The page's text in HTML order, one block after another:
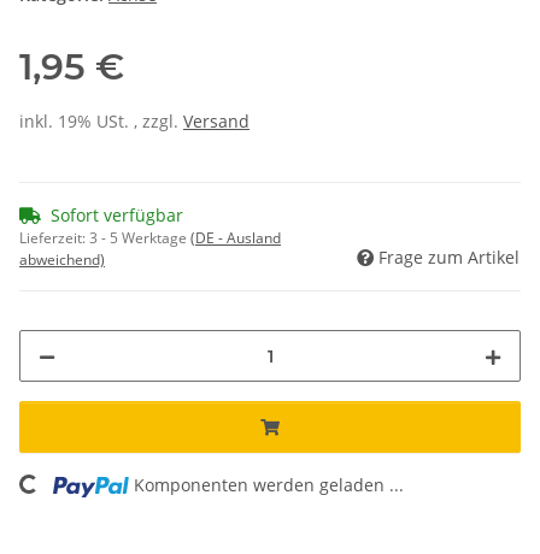
1,95 €
inkl. 19% USt. , zzgl. Versand
Sofort verfügbar
Lieferzeit:3 - 5 Werktage (DE - Ausland
abweichend)
Frage zum Artikel
Komponenten werden geladen ...